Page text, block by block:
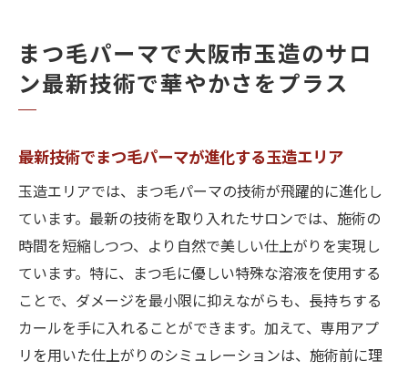
まつ毛パーマで大阪市玉造のサロ
ン最新技術で華やかさをプラス
最新技術でまつ毛パーマが進化する玉造エリア
玉造エリアでは、まつ毛パーマの技術が飛躍的に進化し
ています。最新の技術を取り入れたサロンでは、施術の
時間を短縮しつつ、より自然で美しい仕上がりを実現し
ています。特に、まつ毛に優しい特殊な溶液を使用する
ことで、ダメージを最小限に抑えながらも、長持ちする
カールを手に入れることができます。加えて、専用アプ
リを用いた仕上がりのシミュレーションは、施術前に理